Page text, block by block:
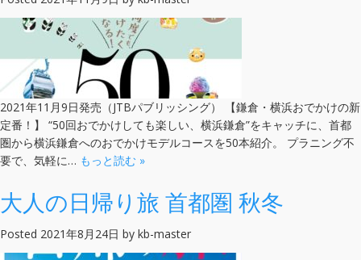
2021年11月9日発売（JTBパブリッシング） 【鎌倉・横浜おでかけの新
定番！】 “50回おでかけしても楽しい、横浜鎌倉”をキャッチに、首都
圏から横浜鎌倉へのおでかけモデルコースを50本紹介。 プラニング不
要で、気軽に… もっと読む »
大人の日帰り旅 首都圏 秋冬
Posted 2021年8月24日 by kb-master